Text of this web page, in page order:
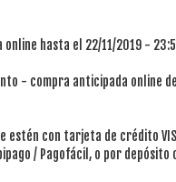
hasta el 22/11/2019 -
- compra anticipada online
estén con tarjeta de crédito
/ Pagofácil, o por